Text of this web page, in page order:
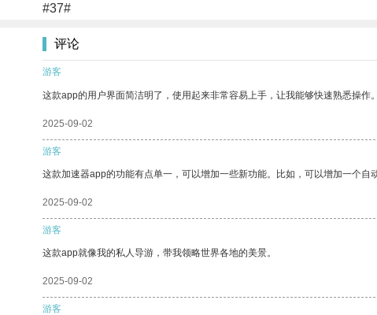
#37#
评论
游客
这款app的用户界面简洁明了，使用起来非常容易上手，让我能够快速熟悉操作。
2025-09-02
游客
这款加速器app的功能有点单一，可以增加一些新功能。比如，可以增加一个
2025-09-02
游客
这款app就像我的私人导游，带我领略世界各地的美景。
2025-09-02
游客